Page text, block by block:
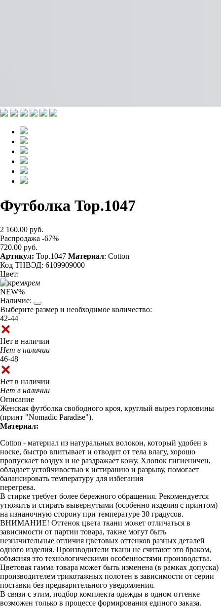
Футболка Top.1047
2 160.00 руб.
Распродажа -67%
720.00 руб.
Артикул: Top.1047 Материал: Cotton
Код ТНВЭД: 6109909000
Цвет:
крем
NEW%
Наличие:
Выберите размер и необходимое количество:
42-44
Нет в наличии
Нет в наличии
46-48
Нет в наличии
Нет в наличии
Описание
Женская футболка свободного кроя, круглый вырез горловины
(принт "Nomadic Paradise").
Материал:
Cotton - материал из натуральных волокон, который удобен в
носке, быстро впитывает и отводит от тела влагу, хорошо
пропускает воздух и не раздражает кожу. Хлопок гигиеничен,
обладает устойчивостью к истиранию и разрыву, помогает
балансировать температуру для избегания
перегрева.
В стирке требует более бережного обращения. Рекомендуется
утюжить и стирать вывернутыми (особенно изделия с принтом)
на изнаночную сторону при температуре 30 градусов.
ВНИМАНИЕ! Оттенок цвета ткани может отличаться в
зависимости от партии товара, также могут быть
незначительные отличия цветовых оттенков разных деталей
одного изделия. Производители ткани не считают это браком,
объясняя это технологическими особенностями производства.
Цветовая гамма товара может быть изменена (в рамках допуска)
производителем трикотажных полотен в зависимости от серии
поставки без предварительного уведомления.
В связи с этим, подбор комплекта одежды в одном оттенке
возможен только в процессе формирования единого заказа.